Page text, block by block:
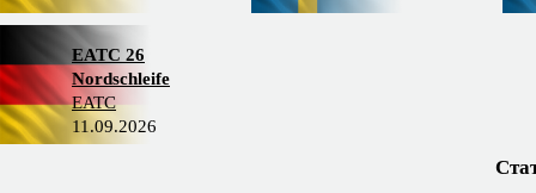
EATC 26
Nordschleife
EATC
11.09.2026